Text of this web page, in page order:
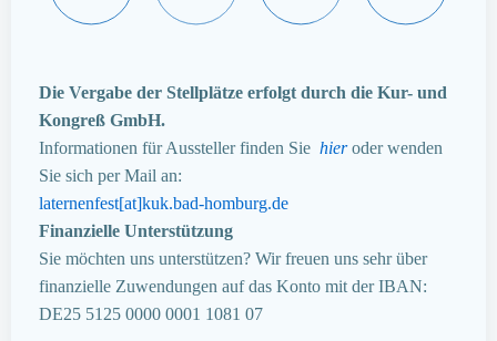
Die Vergabe der Stellplätze erfolgt durch die Kur- und
Kongreß GmbH.
Informationen für Aussteller finden Sie hieroder wenden
Sie sich per Mail an:
laternenfest[at]kuk.bad-homburg.de
Finanzielle Unterstützung
Sie möchten uns unterstützen? Wir freuen uns sehr über
finanzielle Zuwendungen auf das Konto mit der IBAN:
DE25 5125 0000 0001 1081 07